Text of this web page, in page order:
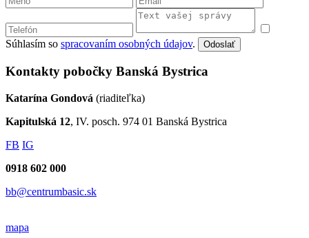
Súhlasím so spracovaním osobných údajov. Odoslať
Kontakty pobočky Banská Bystrica
Katarína Gondová (riaditeľka)
Kapitulská 12, IV. posch. 974 01 Banská Bystrica
FB IG
0918 602 000
bb@centrumbasic.sk
mapa